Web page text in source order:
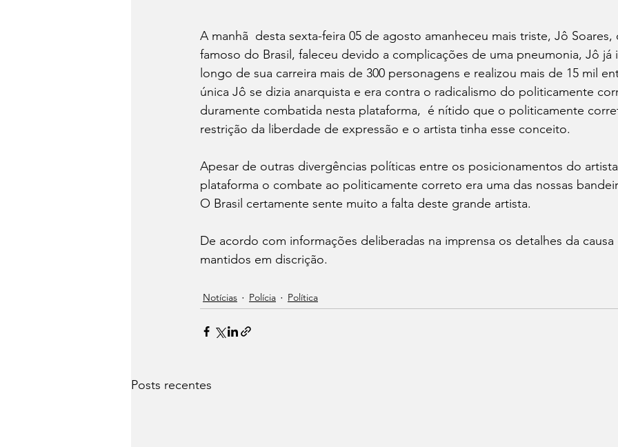
A manhã  desta sexta-feira 05 de agosto amanheceu mais triste, Jô
famoso do Brasil, faleceu devido a complicações de uma pneumonia, Jô
longo de sua carreira mais de 300 personagens e realizou mais de 15 mil
única Jô se dizia anarquista e era contra o radicalismo do politicamente
duramente combatida nesta plataforma,  é nítido que o politicamente
restrição da liberdade de expressão e o artista tinha esse conceito.
Apesar de outras divergências políticas entre os posicionamentos do
plataforma o combate ao politicamente correto era uma das nossas
O Brasil certamente sente muito a falta deste grande artista.
De acordo com informações deliberadas na imprensa os detalhes da
mantidos em discrição.
Notícias Polícia Política
Posts recentes